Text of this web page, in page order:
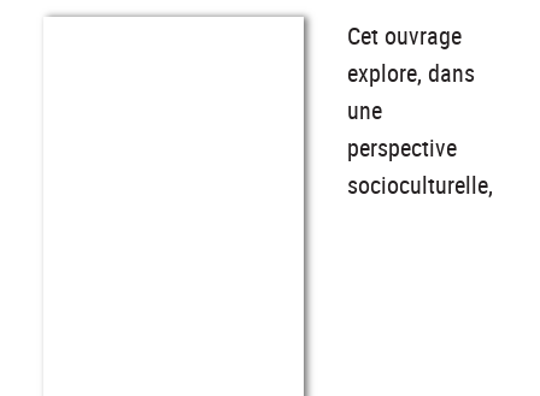
Cet ouvrage
explore, dans
une
perspective
socioculturelle,